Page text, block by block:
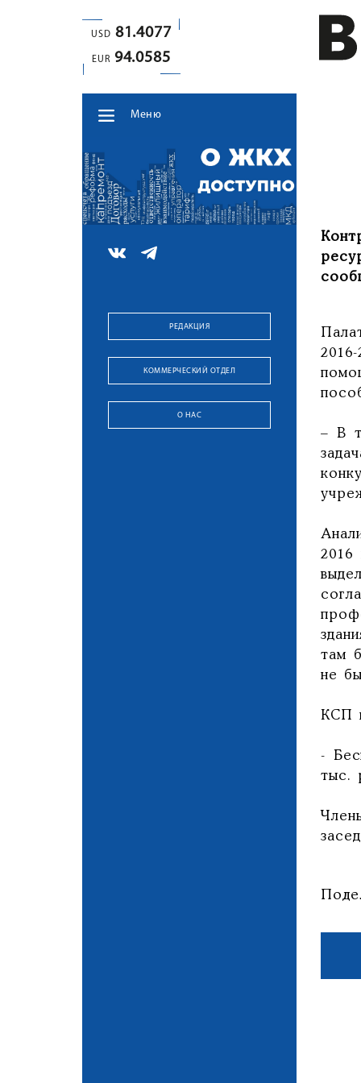
USD 81.4077
EUR 94.0585
Меню
РЕДАКЦИЯ
КОММЕРЧЕСКИЙ ОТДЕЛ
О НАС
– В
там
не
КСП
-
тыс.